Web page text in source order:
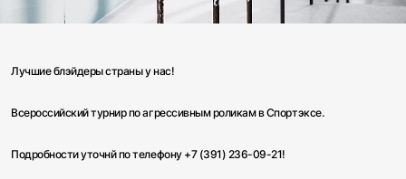
Лучшие блэйдеры страны у нас!
Всероссийский турнир по агрессивным роликам в Спортэксе.
Подробности уточнй по телефону +7 (391) 236-09-21!